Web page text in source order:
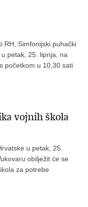
RH, Simfonijski puhački
petak, 25. lipnja, na
početkom u 10,30 sati
vojnih škola
u petak, 25.
obilježit će se
za potrebe